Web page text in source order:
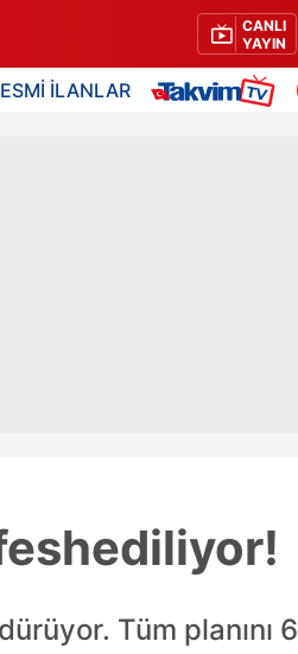
CANLI
YAYIN
İLANLAR
Tüm planını 6